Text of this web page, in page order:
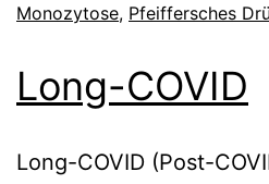
Monozytose, Pfeiffersches
Long-COVID
Long-COVID (Post-